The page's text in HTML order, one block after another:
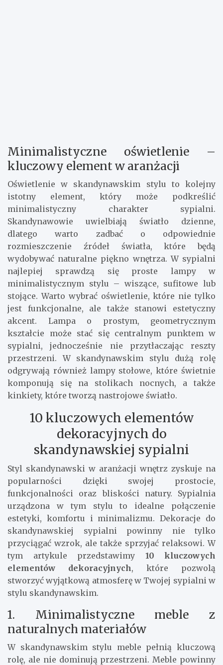
Minimalistyczne oświetlenie –
kluczowy element w aranżacji
Oświetlenie w skandynawskim stylu to kolejny
istotny element, który może podkreślić
minimalistyczny charakter sypialni.
Skandynawowie uwielbiają światło dzienne,
dlatego warto zadbać o odpowiednie
rozmieszczenie źródeł światła, które będą
wydobywać naturalne piękno wnętrza. W sypialni
najlepiej sprawdzą się proste lampy w
minimalistycznym stylu – wiszące, sufitowe lub
stojące. Warto wybrać oświetlenie, które nie tylko
jest funkcjonalne, ale także stanowi estetyczny
akcent. Lampa o prostym, geometrycznym
kształcie może stać się centralnym punktem w
sypialni, jednocześnie nie przytłaczając reszty
przestrzeni. W skandynawskim stylu dużą rolę
odgrywają również lampy stołowe, które świetnie
komponują się na stolikach nocnych, a także
kinkiety, które tworzą nastrojowe światło.
10 kluczowych elementów
dekoracyjnych do
skandynawskiej sypialni
Styl skandynawski w aranżacji wnętrz zyskuje na
popularności dzięki swojej prostocie,
funkcjonalności oraz bliskości natury. Sypialnia
urządzona w tym stylu to idealne połączenie
estetyki, komfortu i minimalizmu. Dekoracje do
skandynawskiej sypialni powinny nie tylko
przyciągać wzrok, ale także sprzyjać relaksowi. W
tym artykule przedstawimy 10 kluczowych
elementów dekoracyjnych, które pozwolą
stworzyć wyjątkową atmosferę w Twojej sypialni w
stylu skandynawskim.
1. Minimalistyczne meble z
naturalnych materiałów
W skandynawskim stylu meble pełnią kluczową
rolę, ale nie dominują przestrzeni. Meble powinny